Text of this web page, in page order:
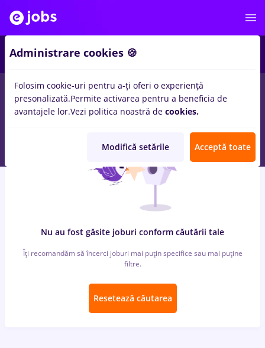
locuri de muncareceptionera pentru Fara experienta
Telecom
Nu au fost găsite joburi conform căutării tale
Îți recomandăm să încerci joburi mai puțin specifice sau mai puține
filtre.
Resetează căutarea
Administrare cookies 🍪
Folosim cookie-uri pentru a-ți oferi o experiență
presonalizată.Permite activarea pentru a beneficia de
avantajele lor.Vezi politica noastră de cookies.
Modifică setările Acceptă toate